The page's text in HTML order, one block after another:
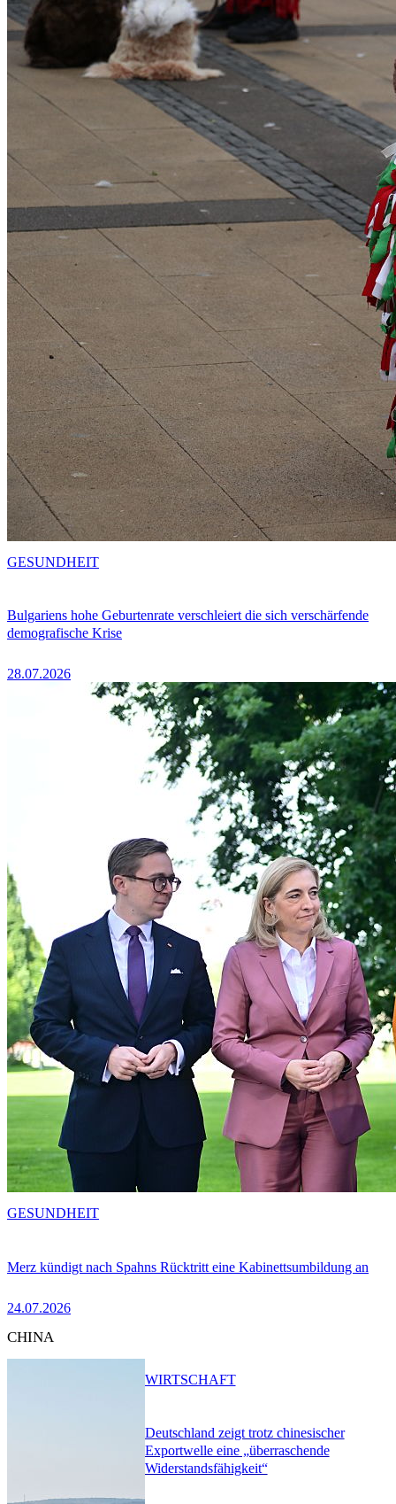
Bulgariens hohe Geburtenrate verschleiert die sich verschärfende
demografische Krise
28.07.2026
GESUNDHEIT
Merz kündigt nach Spahns Rücktritt eine Kabinettsumbildung an
24.07.2026
GESUNDHEIT
CHINA
Deutschland zeigt trotz chinesischer
Exportwelle eine „überraschende
Widerstandsfähigkeit“
WIRTSCHAFT